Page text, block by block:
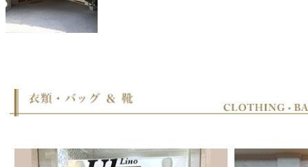
Trevi
Premio